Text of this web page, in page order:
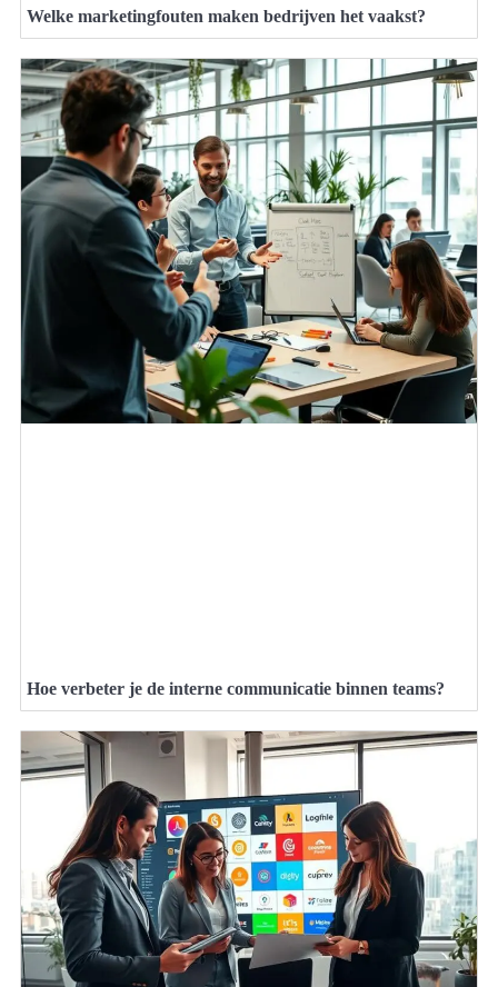
Welke marketingfouten maken bedrijven het vaakst?
Hoe verbeter je de interne communicatie binnen teams?